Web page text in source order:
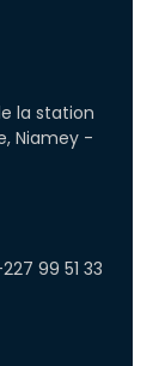
la station
Niamey -
99 51 33